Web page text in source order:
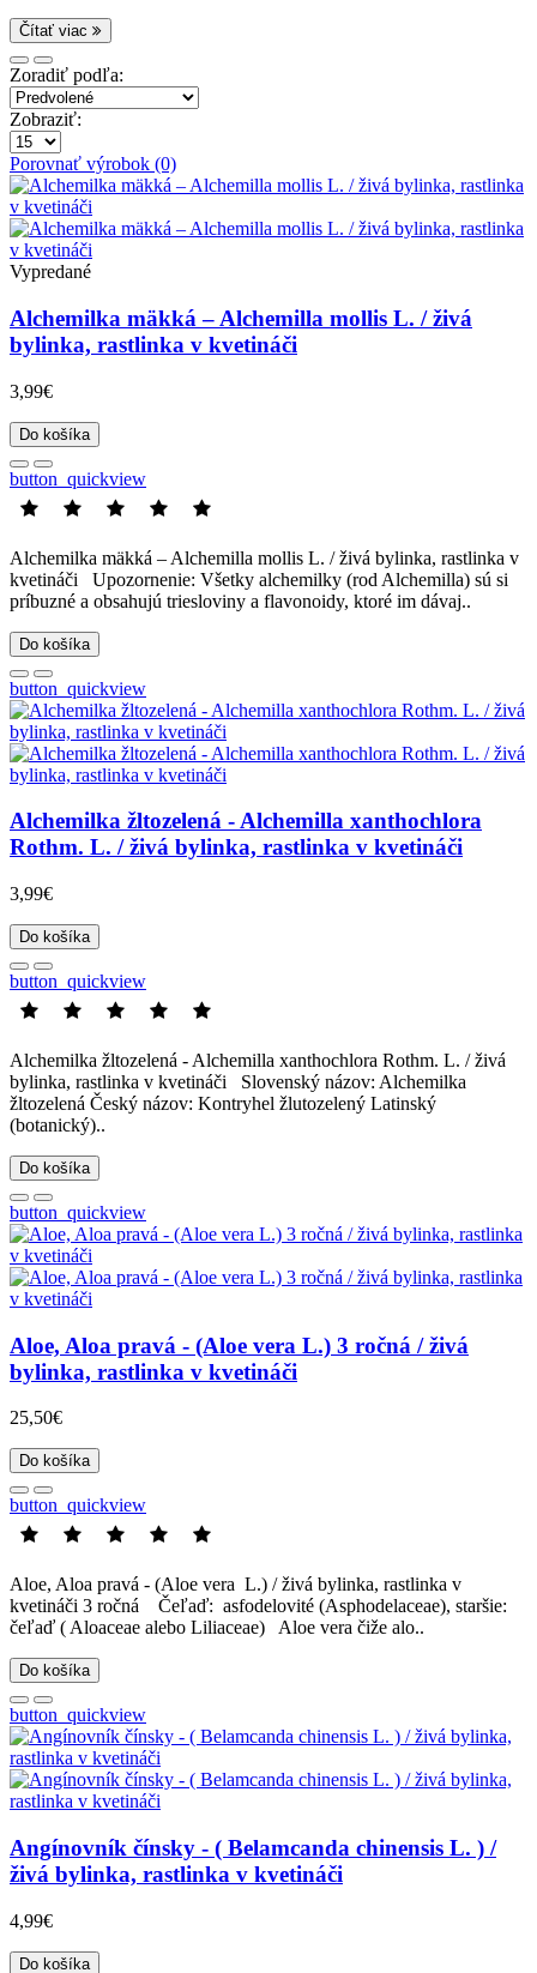
Čítať viac
Zoradiť podľa:
Zobraziť:
Porovnať výrobok (0)
Vypredané
Alchemilka mäkká – Alchemilla mollis L. / živá
bylinka, rastlinka v kvetináči
3,99€
Do košíka
button_quickview
Alchemilka mäkká – Alchemilla mollis L. / živá bylinka, rastlinka v
kvetináči Upozornenie: Všetky alchemilky (rod Alchemilla) sú si
príbuzné a obsahujú triesloviny a flavonoidy, ktoré im dávaj..
Do košíka
button_quickview
Alchemilka žltozelená - Alchemilla xanthochlora
Rothm. L. / živá bylinka, rastlinka v kvetináči
3,99€
Do košíka
button_quickview
Alchemilka žltozelená - Alchemilla xanthochlora Rothm. L. / živá
bylinka, rastlinka v kvetináči Slovenský názov: Alchemilka
žltozelená Český názov: Kontryhel žlutozelený Latinský
(botanický)..
Do košíka
button_quickview
Aloe, Aloa pravá - (Aloe vera L.) 3 ročná / živá
bylinka, rastlinka v kvetináči
25,50€
Do košíka
button_quickview
Aloe, Aloa pravá - (Aloe vera L.) / živá bylinka, rastlinka v
kvetináči 3 ročná Čeľaď: asfodelovité (Asphodelaceae), staršie:
čeľaď ( Aloaceae alebo Liliaceae) Aloe vera čiže alo..
Do košíka
button_quickview
Angínovník čínsky - ( Belamcanda chinensis L. ) /
živá bylinka, rastlinka v kvetináči
4,99€
Do košíka